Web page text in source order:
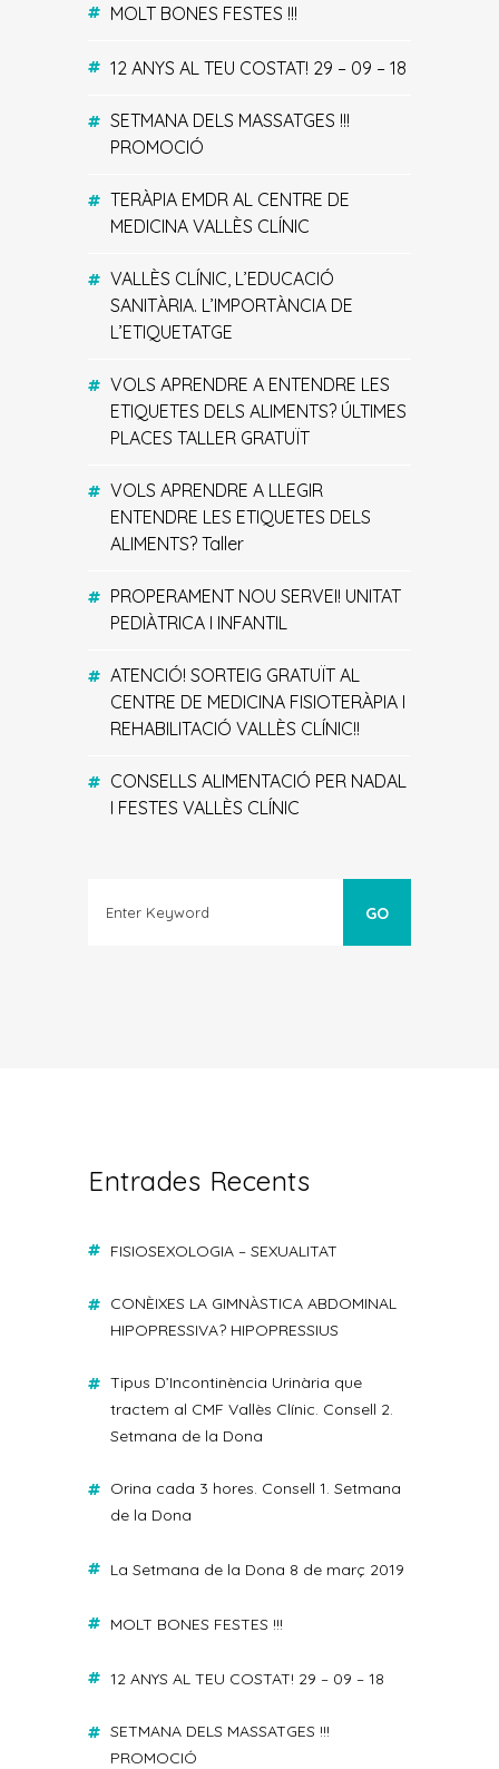
MOLT BONES FESTES !!!
12 ANYS AL TEU COSTAT! 29 – 09 – 18
SETMANA DELS MASSATGES !!!
PROMOCIÓ
TERÀPIA EMDR AL CENTRE DE
MEDICINA VALLÈS CLÍNIC
VALLÈS CLÍNIC, L’EDUCACIÓ
SANITÀRIA. L’IMPORTÀNCIA DE
L’ETIQUETATGE
VOLS APRENDRE A ENTENDRE LES
ETIQUETES DELS ALIMENTS? ÚLTIMES
PLACES TALLER GRATUÏT
VOLS APRENDRE A LLEGIR
ENTENDRE LES ETIQUETES DELS
ALIMENTS? Taller
PROPERAMENT NOU SERVEI! UNITAT
PEDIÀTRICA I INFANTIL
ATENCIÓ! SORTEIG GRATUÏT AL
CENTRE DE MEDICINA FISIOTERÀPIA I
REHABILITACIÓ VALLÈS CLÍNIC!!
CONSELLS ALIMENTACIÓ PER NADAL
I FESTES VALLÈS CLÍNIC
Entrades Recents
FISIOSEXOLOGIA – SEXUALITAT
CONÈIXES LA GIMNÀSTICA ABDOMINAL
HIPOPRESSIVA? HIPOPRESSIUS
Tipus D’Incontinència Urinària que
tractem al CMF Vallès Clínic. Consell 2.
Setmana de la Dona
Orina cada 3 hores. Consell 1. Setmana
de la Dona
La Setmana de la Dona 8 de març 2019
MOLT BONES FESTES !!!
12 ANYS AL TEU COSTAT! 29 – 09 – 18
SETMANA DELS MASSATGES !!!
PROMOCIÓ